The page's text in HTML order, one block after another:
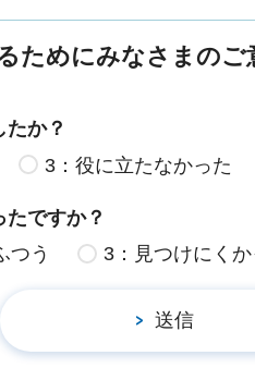
ためにみなさまの
か？
3：役に立たなかった
ですか？
つう 3：見つけにくか